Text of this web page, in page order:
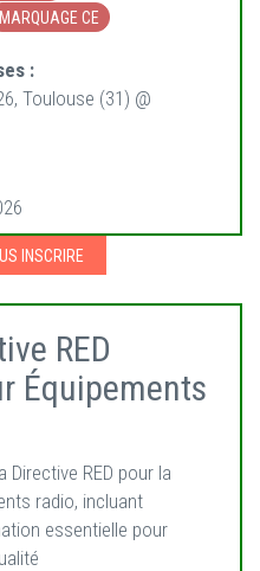
MARQUAGE CE
:
Toulouse (31) @
INSCRIRE
RED
Équipements
Directive RED pour la
radio, incluant
essentielle pour